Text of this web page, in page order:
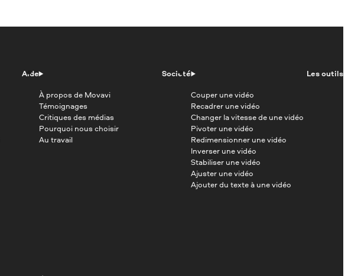
Aide
Société
À propos de Movavi
Témoignages
Critiques des médias
Pourquoi nous choisir
Au travail
Les outils
Couper une vidéo
Recadrer une vidéo
Changer la vitesse de une vidéo
Pivoter une vidéo
Redimensionner une vidéo
Inverser une vidéo
Stabiliser une vidéo
Ajuster une vidéo
Ajouter du texte à une vidéo